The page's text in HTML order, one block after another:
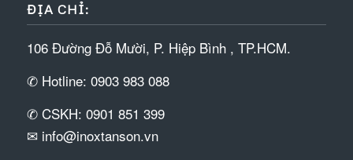
ĐỊA CHỈ:
106 Đường Đỗ Mười, P. Hiệp Bình , TP.HCM.
✆ Hotline: 0903 983 088
✆ CSKH: 0901 851 399
✉ info@inoxtanson.vn